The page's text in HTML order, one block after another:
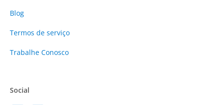
Blog
Termos de serviço
Trabalhe Conosco
Social